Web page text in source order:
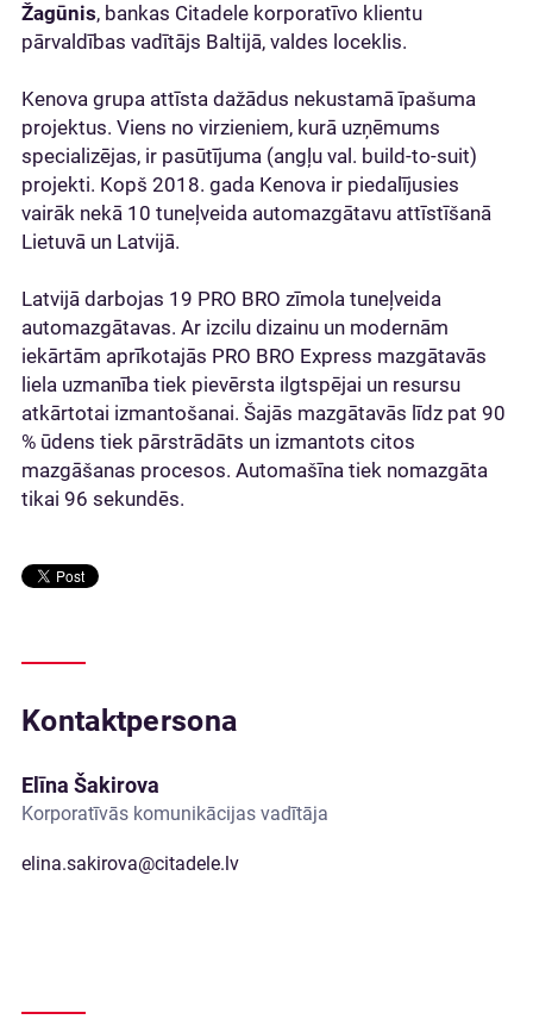
Žagūnis, bankas Citadele korporatīvo klientu
pārvaldības vadītājs Baltijā, valdes loceklis.
Kenova grupa attīsta dažādus nekustamā īpašuma
projektus. Viens no virzieniem, kurā uzņēmums
specializējas, ir pasūtījuma (angļu val. build-to-suit)
projekti. Kopš 2018. gada Kenova ir piedalījusies
vairāk nekā 10 tuneļveida automazgātavu attīstīšanā
Lietuvā un Latvijā.
Latvijā darbojas 19 PRO BRO zīmola tuneļveida
automazgātavas. Ar izcilu dizainu un modernām
iekārtām aprīkotajās PRO BRO Express mazgātavās
liela uzmanība tiek pievērsta ilgtspējai un resursu
atkārtotai izmantošanai. Šajās mazgātavās līdz pat 90
% ūdens tiek pārstrādāts un izmantots citos
mazgāšanas procesos. Automašīna tiek nomazgāta
tikai 96 sekundēs.
Kontaktpersona
Elīna Šakirova
Korporatīvās komunikācijas vadītāja
elina.sakirova@citadele.lv